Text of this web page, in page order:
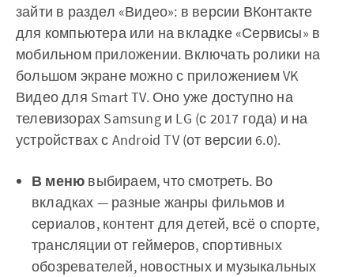
зайти в раздел «Видео»: в версии ВКонтакте
для компьютера или на вкладке «Сервисы» в
мобильном приложении. Включать ролики на
большом экране можно с приложением VK
Видео для Smart TV. Оно уже доступно на
телевизорах Samsung и LG (с 2017 года) и на
устройствах с Android TV (от версии 6.0).
В меню выбираем, что смотреть. Во
вкладках — разные жанры фильмов и
сериалов, контент для детей, всё о спорте,
трансляции от геймеров, спортивных
обозревателей, новостных и музыкальных